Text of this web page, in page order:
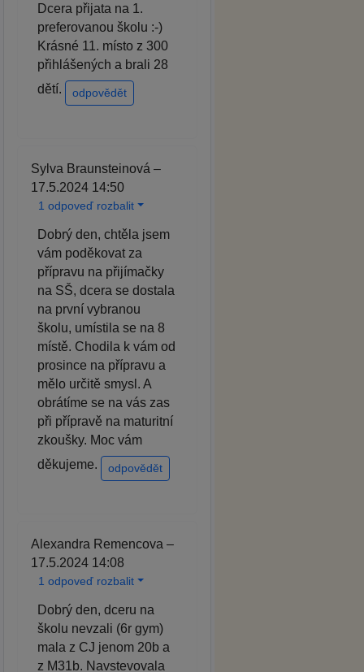
Dcera přijata na 1.
preferovanou školu :-)
Krásné 11. místo z 300
přihlášených a brali 28
dětí.
odpovědět
Sylva Braunsteinová –
17.5.2024 14:50
1 odpoveď rozbalit
Dobrý den, chtěla jsem
vám poděkovat za
přípravu na přijímačky
na SŠ, dcera se dostala
na první vybranou
školu, umístila se na 8
místě. Chodila k vám od
prosince na přípravu a
mělo určitě smysl. A
obrátíme se na vás zas
při přípravě na maturitní
zkoušky. Moc vám
děkujeme.
odpovědět
Alexandra Remencova –
17.5.2024 14:08
1 odpoveď rozbalit
Dobrý den, dceru na
školu nevzali (6r gym)
mala z CJ jenom 20b a
z M31b. Navstevovala